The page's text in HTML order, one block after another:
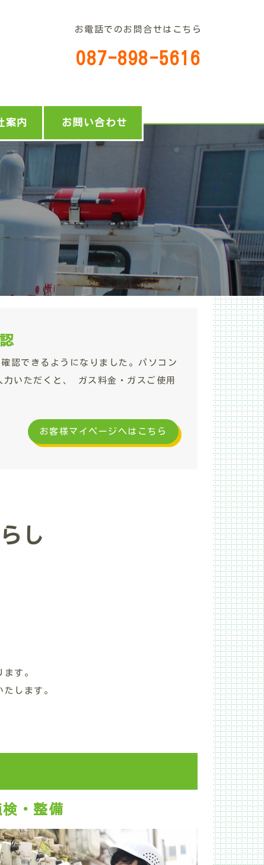
お電話でのお問合せはこちら
087-898-5616
案内 お問い合わせ
認できるようになりました。パソコン
いただくと、 ガス料金・ガスご使用
お客様マイページへはこちら
し
す。
します。
検・整備